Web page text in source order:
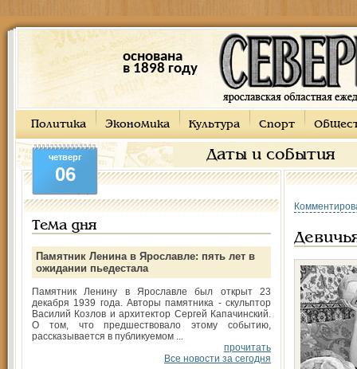
основана
в 1898 году
Политика Экономика Культура Спорт
Даты и события
четверг
06
Тема дня
Памятник Ленина в Ярославле: пять лет в
ожидании пьедестала
Памятник Ленину в Ярославле был открыт 23
декабря 1939 года. Авторы памятника - скульптор
Василий Козлов и архитектор Сергей Капачинский.
О том, что предшествовало этому событию,
рассказывается в публикуемом ...
прочитать
Все новости за сегодня